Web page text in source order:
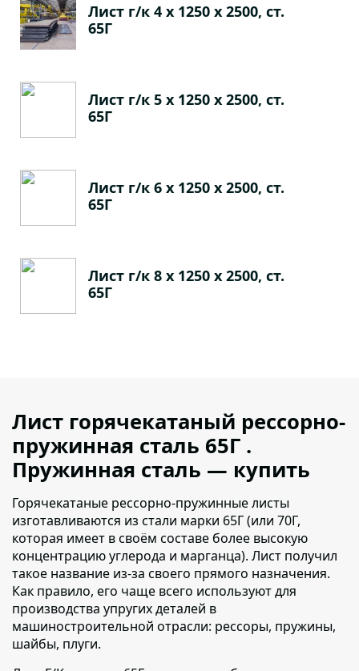
Лист г/к 4 х 1250 х 2500, ст.
65Г
Лист г/к 5 х 1250 х 2500, ст.
65Г
Лист г/к 6 х 1250 х 2500, ст.
65Г
Лист г/к 8 х 1250 х 2500, ст.
65Г
Лист горячекатаный рессорно-
пружинная сталь 65Г .
Пружинная сталь — купить
Горячекатаные рессорно-пружинные листы
изготавливаются из стали марки 65Г(или 70Г,
которая имеет в своём составе более высокую
концентрацию углерода и марганца). Лист получил
такое название из-за своего прямого назначения.
Как правило, его чаще всего используют для
производства упругих деталей в
машиностроительной отрасли: рессоры, пружины,
шайбы, плуги.